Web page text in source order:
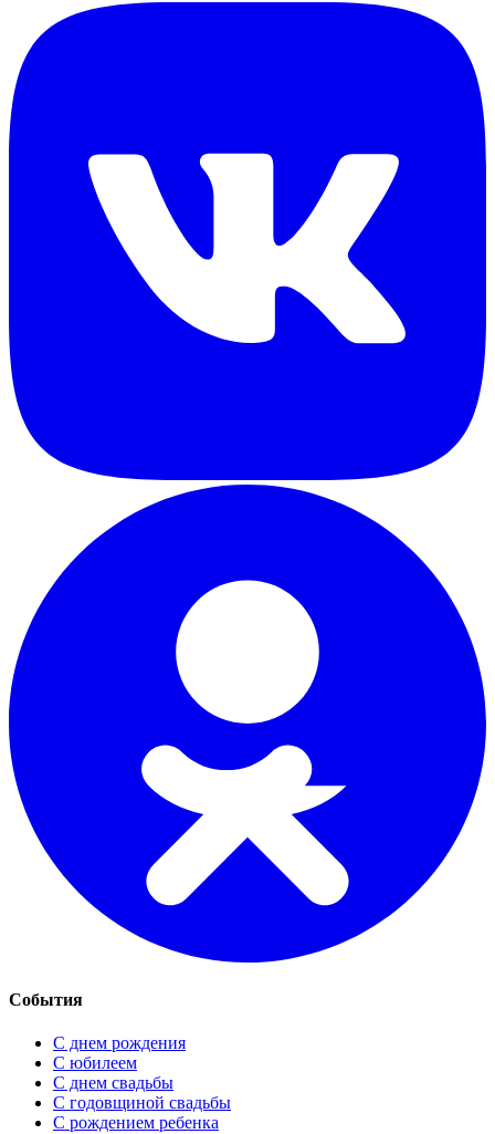
События
С днем рождения
С юбилеем
С днем свадьбы
С годовщиной свадьбы
С рождением ребенка